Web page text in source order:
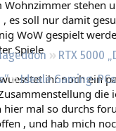
RTX 5000
Ideale Gaming-PCs
Wohnzimmer stehen
es soll nur damit
WoW gespielt
Spiele
ihr noch ein
die
hier mal so durchs
, und hab mich